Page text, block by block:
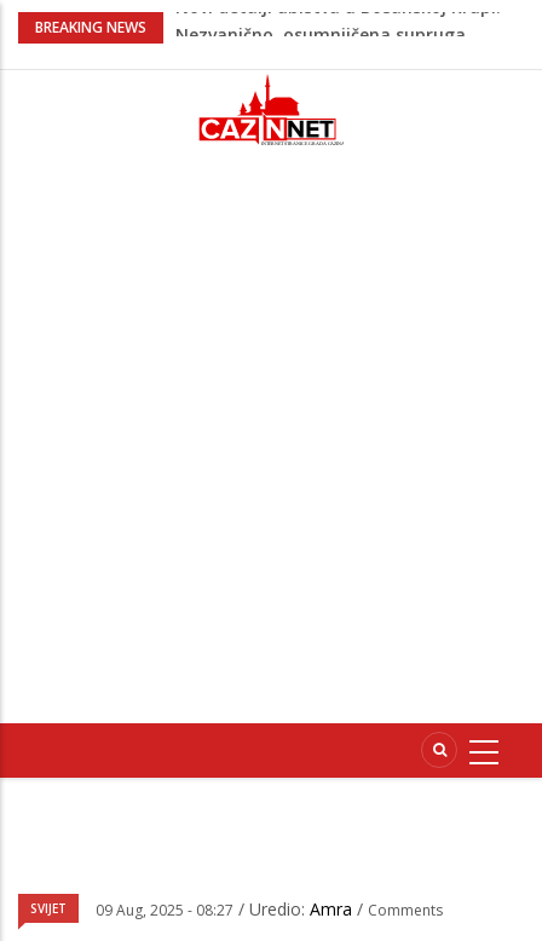
BREAKING NEWS
Na Ahiret preselila Bešić (rođ. Blažević)
Na Ahiret preselio ŠUPUK (Refik) ŠEFIK
Evo koje države su zasad za, a koje
protiv Infantina na izborima: Srbija i
SVIJET 09 Aug, 2025 - 08:27 / Uredio: Amra / Comments